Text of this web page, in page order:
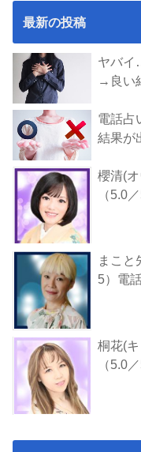
最新の投稿
ヤバイ
→良い
電話占
結果が
櫻清(
（5.0
まこと
5）電
桐花(
（5.0